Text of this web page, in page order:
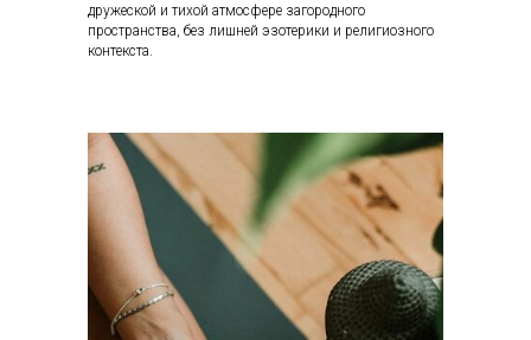
дружеской и тихой атмосфере загородного
пространства, без лишней эзотерики и религиозного
контекста.